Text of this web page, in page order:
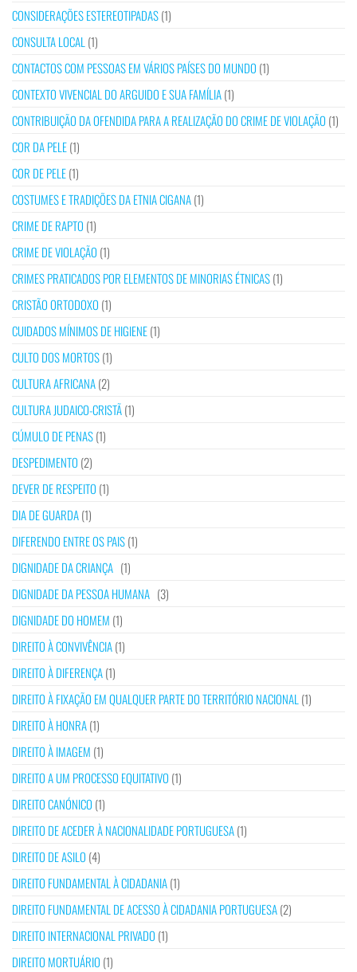
CONSIDERAÇÕES ESTEREOTIPADAS(1)
CONSULTA LOCAL (1)
CONTACTOS COM PESSOAS EM VÁRIOS PAÍSES DO MUNDO (1)
CONTEXTO VIVENCIAL DO ARGUIDO E SUA FAMÍLIA(1)
CONTRIBUIÇÃO DA OFENDIDA PARA A REALIZAÇÃO DO CRIME DE VIOLAÇÃO (1)
COR DA PELE(1)
COR DE PELE(1)
COSTUMES E TRADIÇÕES DA ETNIA CIGANA(1)
CRIME DE RAPTO (1)
CRIME DE VIOLAÇÃO (1)
CRIMES PRATICADOS POR ELEMENTOS DE MINORIAS ÉTNICAS(1)
CRISTÃO ORTODOXO (1)
CUIDADOS MÍNIMOS DE HIGIENE(1)
CULTO DOS MORTOS(1)
CULTURA AFRICANA(2)
CULTURA JUDAICO-CRISTÃ(1)
CÚMULO DE PENAS(1)
DESPEDIMENTO (2)
DEVER DE RESPEITO (1)
DIA DE GUARDA(1)
DIFERENDO ENTRE OS PAIS(1)
DIGNIDADE DA CRIANÇA (1)
DIGNIDADE DA PESSOA HUMANA (3)
DIGNIDADE DO HOMEM (1)
DIREITO À CONVIVÊNCIA(1)
DIREITO À DIFERENÇA(1)
DIREITO À FIXAÇÃO EM QUALQUER PARTE DO TERRITÓRIO NACIONAL (1)
DIREITO À HONRA(1)
DIREITO À IMAGEM (1)
DIREITO A UM PROCESSO EQUITATIVO (1)
DIREITO CANÓNICO (1)
DIREITO DE ACEDER À NACIONALIDADE PORTUGUESA(1)
DIREITO DE ASILO (4)
DIREITO FUNDAMENTAL À CIDADANIA(1)
DIREITO FUNDAMENTAL DE ACESSO À CIDADANIA PORTUGUESA(2)
DIREITO INTERNACIONAL PRIVADO (1)
DIREITO MORTUÁRIO (1)